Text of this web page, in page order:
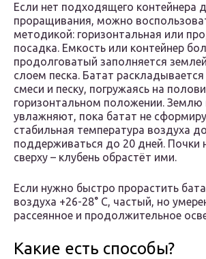
Если нет подходящего контейнера
проращивания, можно
методикой: горизонтальная или
посадка. Емкость или контейнер
продолговатый заполняется
слоем песка. Батат
смеси и песку, погружаясь на
горизонтальном положении. Землю
увлажняют, пока батат не
стабильная температура воздуха
поддерживаться до 20 дней. Почки
сверху – клубень обрастёт ими.
Если нужно быстро прорастить
воздуха +26-28° С, частый, но
рассеянное и продолжительное
Какие есть способы?